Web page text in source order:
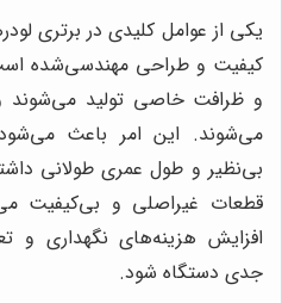
یکی از عوامل کلیدی در برتری
کیفیت و طراحی مهندسی‌شده
و ظرافت خاصی تولید می‌شوند و
می‌شوند. این امر باعث
بی‌نظیر و طول عمری طولانی
قطعات غیراصلی و بی‌کیفیت
افزایش هزینه‌های نگهداری و
جدی دستگاه شود.